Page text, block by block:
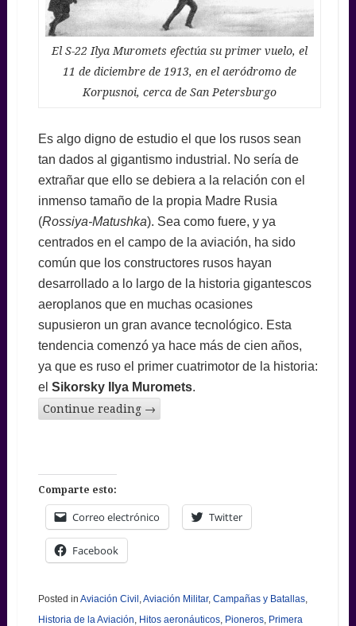
El S-22 Ilya Muromets efectúa su primer vuelo, el
11 de diciembre de 1913, en el aeródromo de
Korpusnoi, cerca de San Petersburgo
Es algo digno de estudio el que los rusos sean
tan dados al gigantismo industrial. No sería de
extrañar que ello se debiera a la relación con el
inmenso tamaño de la propia Madre Rusia
(Rossiya-Matushka). Sea como fuere, y ya
centrados en el campo de la aviación, ha sido
común que los constructores rusos hayan
desarrollado a lo largo de la historia gigantescos
aeroplanos que en muchas ocasiones
supusieron un gran avance tecnológico. Esta
tendencia comenzó ya hace más de cien años,
ya que es ruso el primer cuatrimotor de la historia:
el Sikorsky Ilya Muromets.
Continue reading →
Comparte esto:
Correo electrónico Twitter
Facebook
Posted in Aviación Civil Aviación Militar, Campañas y Batallas,
Historia de la Aviación Hitos aeronáuticos, Pioneros, Primera